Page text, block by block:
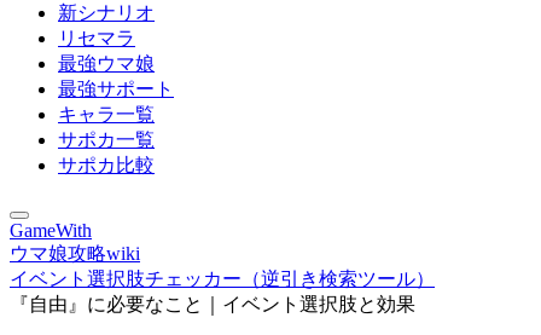
新シナリオ
リセマラ
最強ウマ娘
最強サポート
キャラ一覧
サポカ一覧
サポカ比較
GameWith
ウマ娘攻略wiki
イベント選択肢チェッカー（逆引き検索ツール）
『自由』に必要なこと｜イベント選択肢と効果